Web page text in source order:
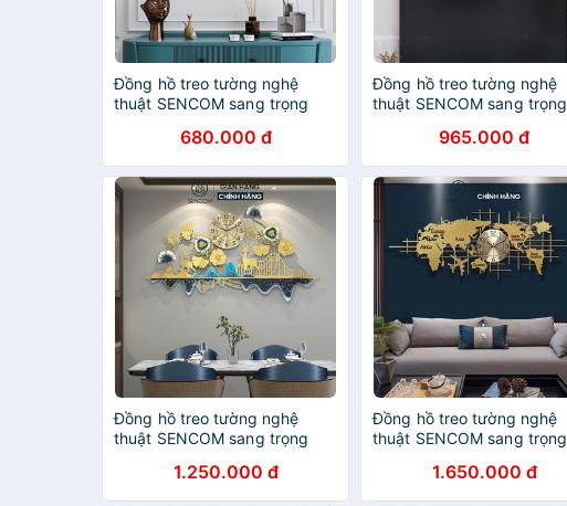
Đồng hồ treo tường nghệ
thuật SENCOM sang trọng
680.000 đ
Đồng hồ treo tường nghệ
thuật SENCOM sang trọng
965.000 đ
Đồng hồ treo tường nghệ
thuật SENCOM sang trọng
1.250.000 đ
Đồng hồ treo tường nghệ
thuật SENCOM sang trọng
1.650.000 đ